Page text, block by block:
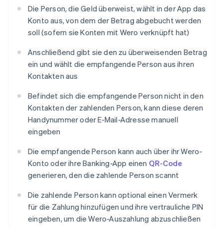
Die Person, die Geld überweist, wählt in der App das
Konto aus, von dem der Betrag abgebucht werden
soll (sofern sie Konten mit Wero verknüpft hat)
Anschließend gibt sie den zu überweisenden Betrag
ein und wählt die empfangende Person aus ihren
Kontakten aus
Befindet sich die empfangende Person nicht in den
Kontakten der zahlenden Person, kann diese deren
Handynummer oder E-Mail-Adresse manuell
eingeben
Die empfangende Person kann auch über ihr Wero-
Konto oder ihre Banking-App einen QR-Code
generieren, den die zahlende Person scannt
Die zahlende Person kann optional einen Vermerk
für die Zahlung hinzufügen und ihre vertrauliche PIN
eingeben, um die Wero-Auszahlung abzuschließen